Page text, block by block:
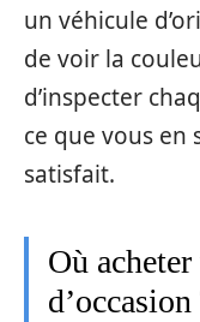
un véhicule
de voir la
d’inspecter
ce que vous en
satisfait.
Où
d’occasion